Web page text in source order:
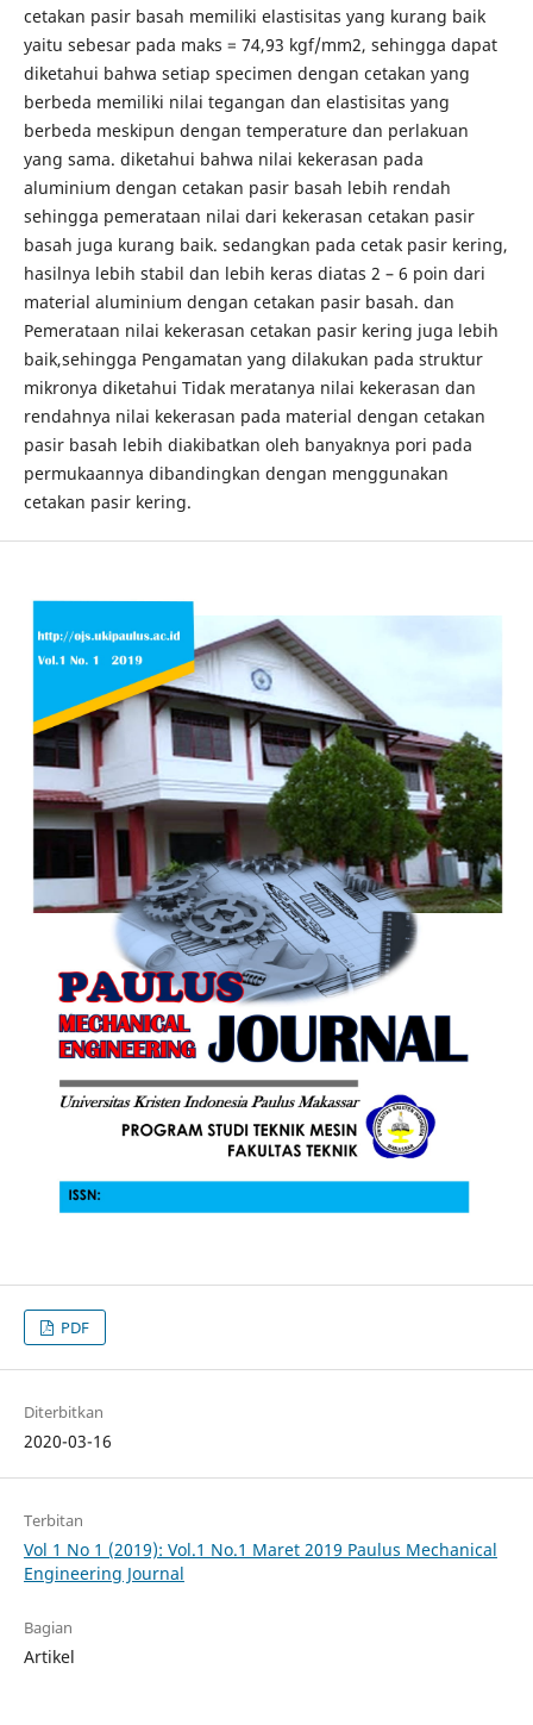
cetakan pasir basah memiliki elastisitas yang kurang baik
yaitu sebesar pada maks = 74,93 kgf/mm2, sehingga dapat
diketahui bahwa setiap specimen dengan cetakan yang
berbeda memiliki nilai tegangan dan elastisitas yang
berbeda meskipun dengan temperature dan perlakuan
yang sama. diketahui bahwa nilai kekerasan pada
aluminium dengan cetakan pasir basah lebih rendah
sehingga pemerataan nilai dari kekerasan cetakan pasir
basah juga kurang baik. sedangkan pada cetak pasir kering,
hasilnya lebih stabil dan lebih keras diatas 2 – 6 poin dari
material aluminium dengan cetakan pasir basah. dan
Pemerataan nilai kekerasan cetakan pasir kering juga lebih
baik,sehingga Pengamatan yang dilakukan pada struktur
mikronya diketahui Tidak meratanya nilai kekerasan dan
rendahnya nilai kekerasan pada material dengan cetakan
pasir basah lebih diakibatkan oleh banyaknya pori pada
permukaannya dibandingkan dengan menggunakan
cetakan pasir kering.
PDF
Diterbitkan
2020-03-16
Terbitan
Vol 1 No 1 (2019): Vol.1 No.1 Maret 2019 Paulus Mechanical
Engineering Journal
Bagian
Artikel